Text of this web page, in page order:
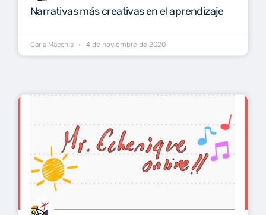
Narrativas más creativas en el aprendizaje
Carla Macchia 4 de noviembre de 2020